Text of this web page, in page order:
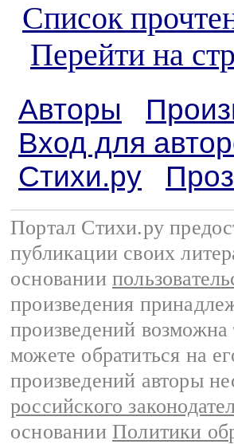
Список
Перейти на
Авторы
Вход для
Стихи.ру
Портал Стихи.ру
публикации своих
основании
произведения
произведений возможна
можете обратиться на
произведений авторы
российского
основании Политики